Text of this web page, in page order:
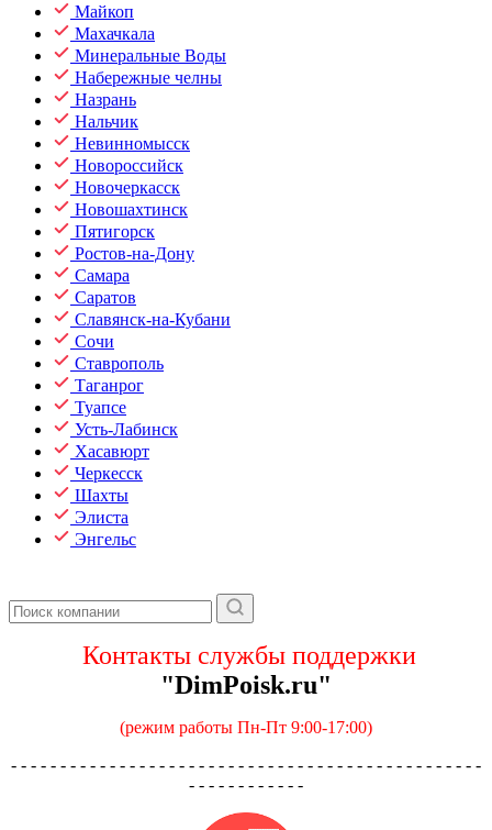
Майкоп
Махачкала
Минеральные Воды
Набережные челны
Назрань
Нальчик
Невинномысск
Новороссийск
Новочеркасск
Новошахтинск
Пятигорск
Ростов-на-Дону
Самара
Саратов
Славянск-на-Кубани
Сочи
Ставрополь
Таганрог
Туапсе
Усть-Лабинск
Хасавюрт
Черкесск
Шахты
Элиста
Энгельс
Контакты службы поддержки
"DimPoisk.ru"
(режим работы Пн-Пт 9:00-17:00)
- - - - - - - - - - - - - - - - - - - - - - - - - - - - - - - - - - - - - - - - - - - - - - - -
- - - - - - - - - - - -